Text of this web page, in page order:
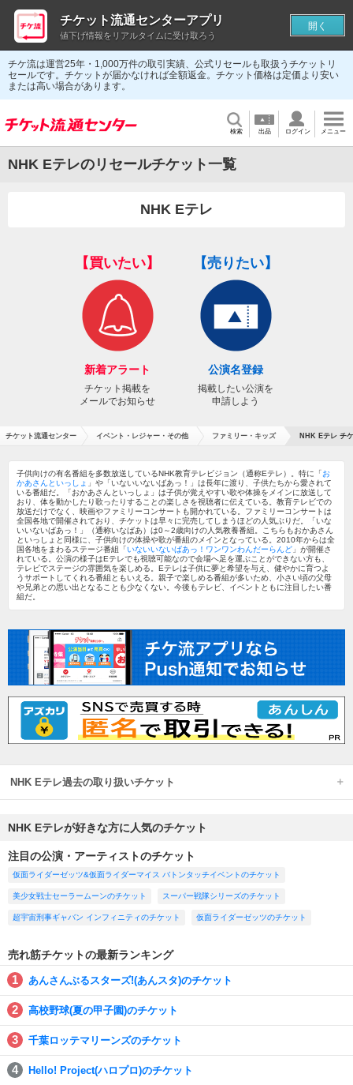
チケ流は運営25年・1,000万件の取引実績、公式リセールも取扱うチケットリ
セールです。チケットが届かなければ全額返金。チケット価格は定価より安い
または高い場合があります。
検索 出品 ログイン メニュー
NHK Eテレのリセールチケット一覧
NHK Eテレ
【買いたい】
新着アラート
チケット掲載を
メールでお知らせ
【売りたい】
公演名登録
掲載したい公演を
申請しよう
チケット流通センター イベント・レジャー・その他 ファミリー・キッズ NHK Eテレ チ
子供向けの有名番組を多数放送しているNHK教育テレビジョン（通称Eテレ）。特に「お
かあさんといっしょ 」や「いないいないばあっ！」は長年に渡り、子供たちから愛されて
いる番組だ。「おかあさんといっしょ」は子供が覚えやすい歌や体操をメインに放送して
おり、体を動かしたり歌ったりすることの楽しさを視聴者に伝えている。教育テレビでの
放送だけでなく、映画やファミリーコンサートも開かれている。ファミリーコンサートは
全国各地で開催されており、チケットは早々に完売してしまうほどの人気ぶりだ。「いな
いいないばあっ！」（通称いなばあ）は0～2歳向けの人気教養番組。こちらもおかあさん
といっしょと同様に、子供向けの体操や歌が番組のメインとなっている。2010年からは全
国各地をまわるステージ番組「いないいないばあっ！ワンワンわんだーらんど 」が開催さ
れている。公演の様子はEテレでも視聴可能なので会場へ足を運ぶことができない方も、
テレビでステージの雰囲気を楽しめる。Eテレは子供に夢と希望を与え、健やかに育つよ
うサポートしてくれる番組ともいえる。親子で楽しめる番組が多いため、小さい頃の父母
や兄弟との思い出となることも少なくない。今後もテレビ、イベントともに注目したい番
組だ。
NHK Eテレ過去の取り扱いチケット
NHK Eテレが好きな方に人気のチケット
注目の公演・アーティストのチケット
仮面ライダーゼッツ&仮面ライダーマイス バトンタッチイベントのチケット
美少女戦士セーラームーンのチケット スーパー戦隊シリーズのチケット
超宇宙刑事ギャバン インフィニティのチケット 仮面ライダーゼッツのチケット
売れ筋チケットの最新ランキング
あんさんぶるスターズ!(あんスタ)のチケット
高校野球(夏の甲子園)のチケット
千葉ロッテマリーンズのチケット
Hello! Project(ハロプロ)のチケット
チケット流通センターアプリ
値下げ情報をリアルタイムに受け取ろう
開く